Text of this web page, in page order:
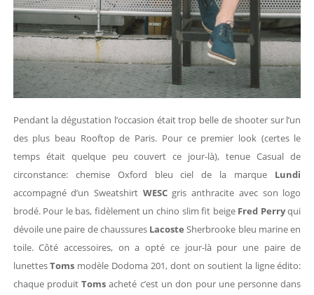
Pendant la dégustation l’occasion était trop belle de shooter sur l’un
des plus beau Rooftop de Paris. Pour ce premier look (certes le
temps était quelque peu couvert ce jour-là), tenue Casual de
circonstance: chemise Oxford bleu ciel de la marque Lundi
accompagné d’un Sweatshirt WESCgris anthracite avec son logo
brodé. Pour le bas, fidèlement un chino slim fit beige Fred Perryqui
dévoile une paire de chaussures Lacoste Sherbrooke bleu marine en
toile. Côté accessoires, on a opté ce jour-là pour une paire de
lunettesToms modèle Dodoma 201, dont on soutient la ligne édito:
chaque produitToms acheté c’est un don pour une personne dans